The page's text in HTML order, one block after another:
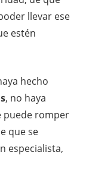
llevar ese
estén
hecho
, no haya
puede romper
que se
especialista,